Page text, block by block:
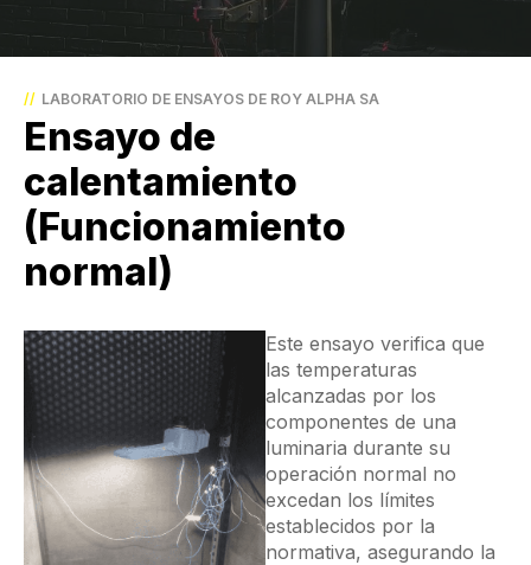
// LABORATORIO DE ENSAYOS DE ROY ALPHA SA
Ensayo de
calentamiento
(Funcionamiento
normal)
Este ensayo verifica que
las temperaturas
alcanzadas por los
componentes de una
luminaria durante su
operación normal no
excedan los límites
establecidos por la
normativa, asegurando la